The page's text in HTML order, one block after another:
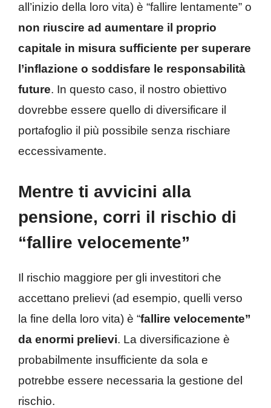
all’inizio della loro vita) è “fallire lentamente” o
non riuscire ad aumentare il proprio
capitale in misura sufficiente per superare
l’inflazione o soddisfare le responsabilità
future. In questo caso, il nostro obiettivo
dovrebbe essere quello di diversificare il
portafoglio il più possibile senza rischiare
eccessivamente.
Mentre ti avvicini alla
pensione, corri il rischio di
“fallire velocemente”
Il rischio maggiore per gli investitori che
accettano prelievi (ad esempio, quelli verso
la fine della loro vita) è “fallire velocemente”
da enormi prelievi. La diversificazione è
probabilmente insufficiente da sola e
potrebbe essere necessaria la gestione del
rischio.